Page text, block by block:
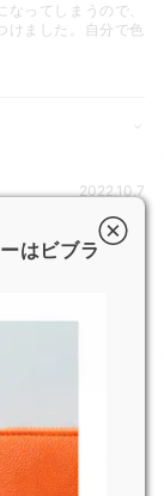
ってしまうので、
けました。自分で色
2022.10.7
と側面で３色指定
はビブラ